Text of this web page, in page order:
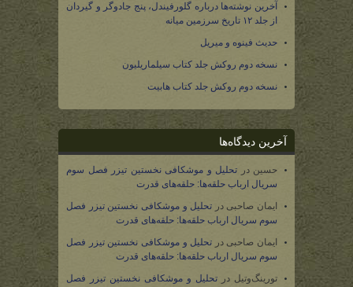
آخرین نوشته‌ها درباره گلورفیندل، پنج جادوگر و گیردان
از جلد ۱۲ تاریخ سرزمین میانه
حدیث فینوه و میریل
نسخه دوم روکش جلد کتاب سیلماریلیون
نسخه دوم روکش جلد کتاب هابیت
آخرین دیدگاه‌ها
حسین در تحلیل و موشکافی نخستین تیزر فصل سوم
سریال ارباب حلقه‌ها: حلقه‌های قدرت
ایمان صاحبی در تحلیل و موشکافی نخستین تیزر فصل
سوم سریال ارباب حلقه‌ها: حلقه‌های قدرت
ایمان صاحبی در تحلیل و موشکافی نخستین تیزر فصل
سوم سریال ارباب حلقه‌ها: حلقه‌های قدرت
تورینگ‌وتیل در تحلیل و موشکافی نخستین تیزر فصل